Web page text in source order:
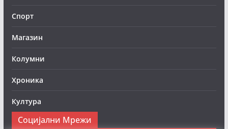
Спорт
Магазин
Колумни
Хроника
Култура
Социјални Мрежи